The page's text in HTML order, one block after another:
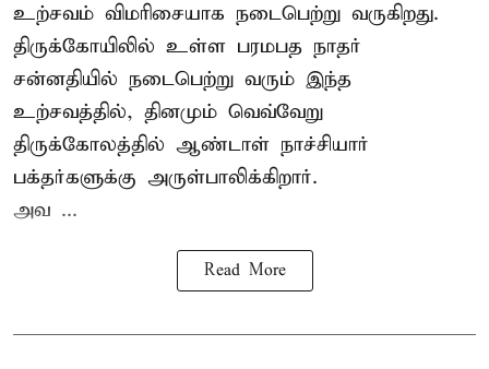
உற்சவம் விமரிசையாக நடைபெற்று வருகிறது.
திருக்கோயிலில் உள்ள பரமபத நாதர்
சன்னதியில் நடைபெற்று வரும் இந்த
உற்சவத்தில், தினமும் வெவ்வேறு
திருக்கோலத்தில் ஆண்டாள் நாச்சியார்
பக்தர்களுக்கு அருள்பாலிக்கிறார்.
அவ ...
Read More